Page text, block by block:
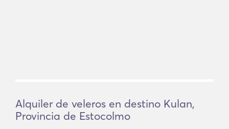
Alquiler de veleros en destino Kulan,
Provincia de Estocolmo